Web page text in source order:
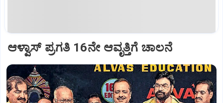
ಆಳ್ವಾಸ್‌ ಪ್ರಗತಿ 16ನೇ ಆವೃತ್ತಿಗೆ ಚಾಲನೆ